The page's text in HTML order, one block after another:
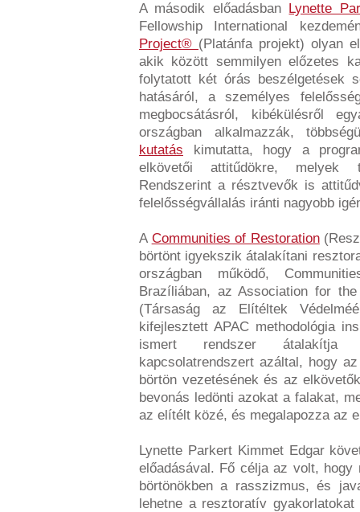
A második előadásban Lynette
Fellowship International
Project® (Platánfa projekt) olyan
akik között semmilyen előzetes
folytatott két órás beszélgetések
hatásáról, a személyes
megbocsátásról, kibékülésről
országban alkalmazzák,
kutatás kimutatta, hogy a
elkövetői attitűdökre, melyek
Rendszerint a résztvevők is
felelősségvállalás iránti nagyobb
A Communities of Restoration
börtönt igyekszik átalakítani
országban működő,
Brazíliában, az Association for
(Társaság az Elítéltek
kifejlesztett APAC methodológia
ismert rendszer átalakítja
kapcsolatrendszert azáltal, hogy
börtön vezetésének és az
bevonás ledönti azokat a falakat,
az elítélt közé, és megalapozza az
Lynette Parkert Kimmet Edgar
előadásával. Fő célja az volt,
börtönökben a rasszizmus, és
lehetne a resztoratív